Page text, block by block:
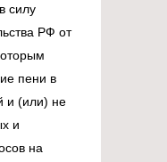
силу
РФ от
пени в
и (или) не
и
на